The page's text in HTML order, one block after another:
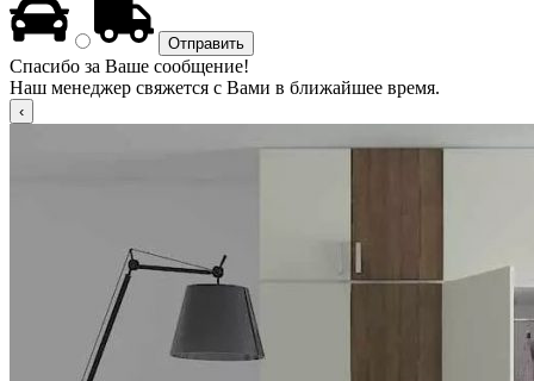
Спасибо за Ваше сообщение!
Наш менеджер свяжется с Вами в ближайшее время.